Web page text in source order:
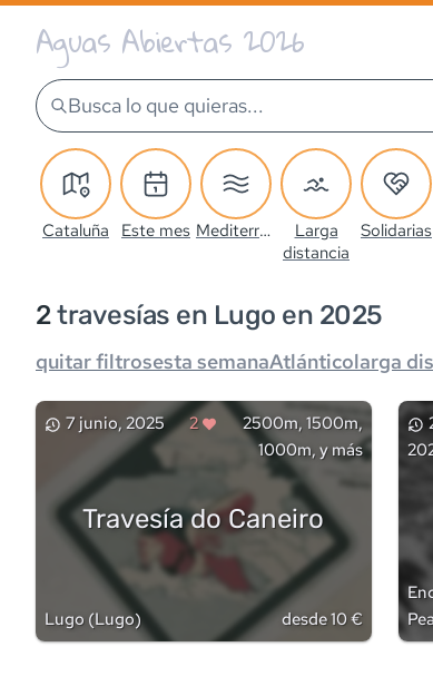
Aguas Abiertas 2026
Busca lo que quieras...
Cataluña Este mes Mediterráneo
Larga
distancia
Solidarias
2travesías en Lugo en 2025
quitar filtrosesta semanaAtlánticolarga
7 junio, 2025 2
2500m, 1500m,
1000m, y más
Travesía do Caneiro
Lugo (Lugo) desde 10 €